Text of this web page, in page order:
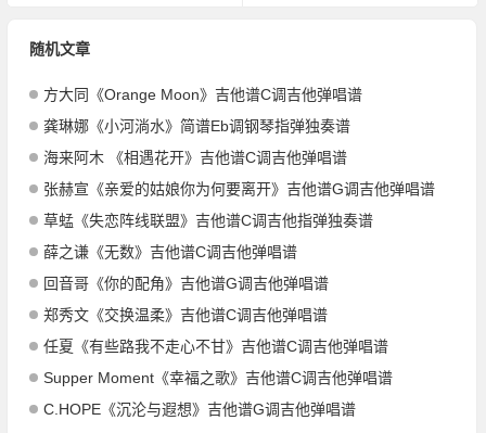
随机文章
方大同《Orange Moon》吉他谱C调吉他弹唱谱
龚琳娜《小河淌水》简谱Eb调钢琴指弹独奏谱
海来阿木 《相遇花开》吉他谱C调吉他弹唱谱
张赫宣《亲爱的姑娘你为何要离开》吉他谱G调吉他弹唱谱
草蜢《失恋阵线联盟》吉他谱C调吉他指弹独奏谱
薛之谦《无数》吉他谱C调吉他弹唱谱
回音哥《你的配角》吉他谱G调吉他弹唱谱
郑秀文《交换温柔》吉他谱C调吉他弹唱谱
任夏《有些路我不走心不甘》吉他谱C调吉他弹唱谱
Supper Moment《幸福之歌》吉他谱C调吉他弹唱谱
C.HOPE《沉沦与遐想》吉他谱G调吉他弹唱谱